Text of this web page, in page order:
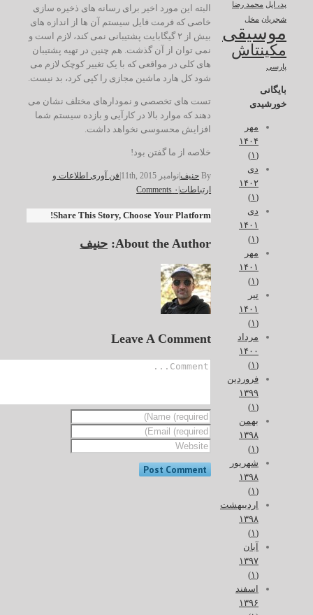
البته این مورد اخیر برای رسانه های ذخیره سازی
خاصی که فرمت فایل سیستم آن ها از اندازه های
بیش از ۲ گیگابایت پشتیبانی نمی کند، لازم است و
نمی توان از آن گذشت. هم چنین در تهیه پشتیبان
های کلی در مواقعی که با یک تغییر کوچک لازم می
شود کل هارد ماشین مجازی را کپی کرد، بد نیست.
تست های تخصصی و نمودارهای مختلف نشان می
دهند که موارد بالا در کارآیی و بازده سیستم شما
افزایش محسوسی نخواهد داشت.
خلاصه از ما گفتن بود!
حنیف|نوامبر 11th, 2015 |فن آوری اطلاعات و
ارتباطات|۰ Comments
Share This Story, Choose Your Platform!
About the Author: حنیف
Leave A Comment
پد، اپل محمد رضا
شجریان مخل
موسیقی
مکینتاش
پارسی
بایگانی
خورشیدی
مهر
۱۴۰۴
دی
۱۴۰۲
دی
۱۴۰۱
مهر
۱۴۰۱
تیر
۱۴۰۱
مرداد
۱۴۰۰
فروردین
۱۳۹۹
بهمن
۱۳۹۸
شهریور
۱۳۹۸
اردیبهشت
۱۳۹۸
آبان
۱۳۹۷
اسفند
۱۳۹۶